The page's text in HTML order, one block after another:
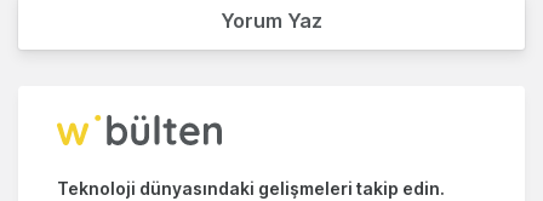
Yorum Yaz
Teknoloji dünyasındaki gelişmeleri takip edin.